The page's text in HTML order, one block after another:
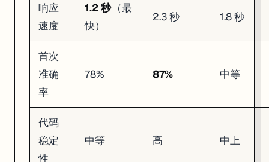
响应
速度
1.2 秒（最
快）
2.3 秒 1.8 秒
首次
准确
率
78% 87% 中等
代码
稳定
性
中等 高 中上